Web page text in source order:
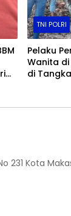
TNI POLRI
Pelaku
Wanita
di
231 Kota